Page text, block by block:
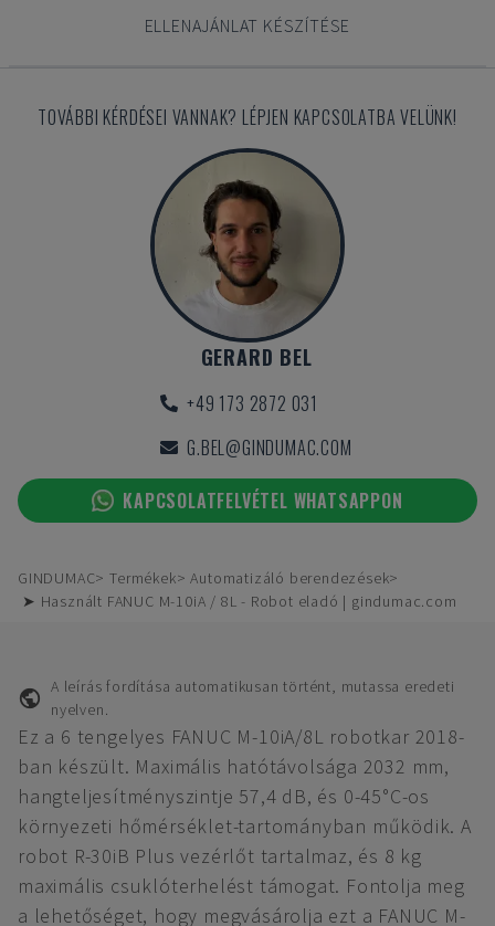
ELLENAJÁNLAT KÉSZÍTÉSE
TOVÁBBI KÉRDÉSEI VANNAK? LÉPJEN KAPCSOLATBA VELÜNK!
GERARD BEL
+49 173 2872 031
G.BEL@GINDUMAC.COM
KAPCSOLATFELVÉTEL WHATSAPPON
GINDUMAC Termékek
Automatizáló berendezések
➤ Használt FANUC M-10iA / 8L - Robot eladó | gindumac.com
A leírás fordítása automatikusan történt, mutassa eredeti
nyelven.
Ez a 6 tengelyes FANUC M-10iA/8L robotkar 2018-
ban készült. Maximális hatótávolsága 2032 mm,
hangteljesítményszintje 57,4 dB, és 0-45°C-os
környezeti hőmérséklet-tartományban működik. A
robot R-30iB Plus vezérlőt tartalmaz, és 8 kg
maximális csuklóterhelést támogat. Fontolja meg
a lehetőséget, hogy megvásárolja ezt a FANUC M-